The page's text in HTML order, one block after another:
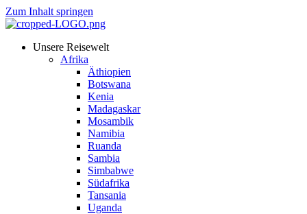
Zum Inhalt springen
Unsere Reisewelt
Afrika
Äthiopien
Botswana
Kenia
Madagaskar
Mosambik
Namibia
Ruanda
Sambia
Simbabwe
Südafrika
Tansania
Uganda